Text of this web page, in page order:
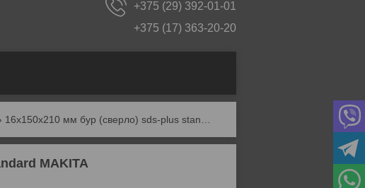
+375 (29) 392-01-01
+375 (17) 363-20-20
MAKITA